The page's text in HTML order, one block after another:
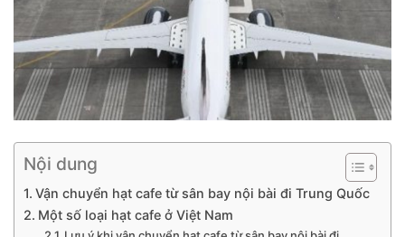
Nội dung
Vận chuyển hạt cafe từ sân bay nội bài đi Trung Quốc
Một số loại hạt cafe ở Việt Nam